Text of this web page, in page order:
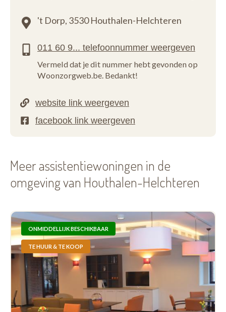
't Dorp, 3530 Houthalen-Helchteren
Vermeld dat je dit nummer hebt gevonden op
Woonzorgweb.be. Bedankt!
Meer assistentiewoningen in de
omgeving van Houthalen-Helchteren
ONMIDDELLIJK BESCHIKBAAR
TE HUUR & TE KOOP